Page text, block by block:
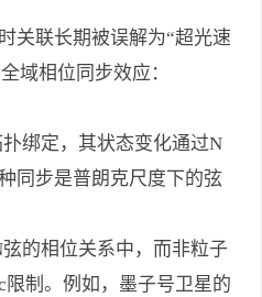
关联长期被误解为“超光速
域相位同步效应：
绑定，其状态变化通过N
同步是普朗克尺度下的弦
的相位关系中，而非粒子
制。例如，墨子号卫星的